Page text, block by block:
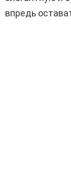
впредь